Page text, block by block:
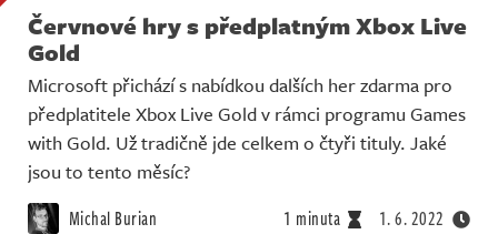
Červnové hry s předplatným Xbox Live
Gold
Microsoft přichází s nabídkou dalších her zdarma pro
předplatitele Xbox Live Gold v rámci programu Games
with Gold. Už tradičně jde celkem o čtyři tituly. Jaké
jsou to tento měsíc?
Michal Burian 1 minuta 1. 6. 2022